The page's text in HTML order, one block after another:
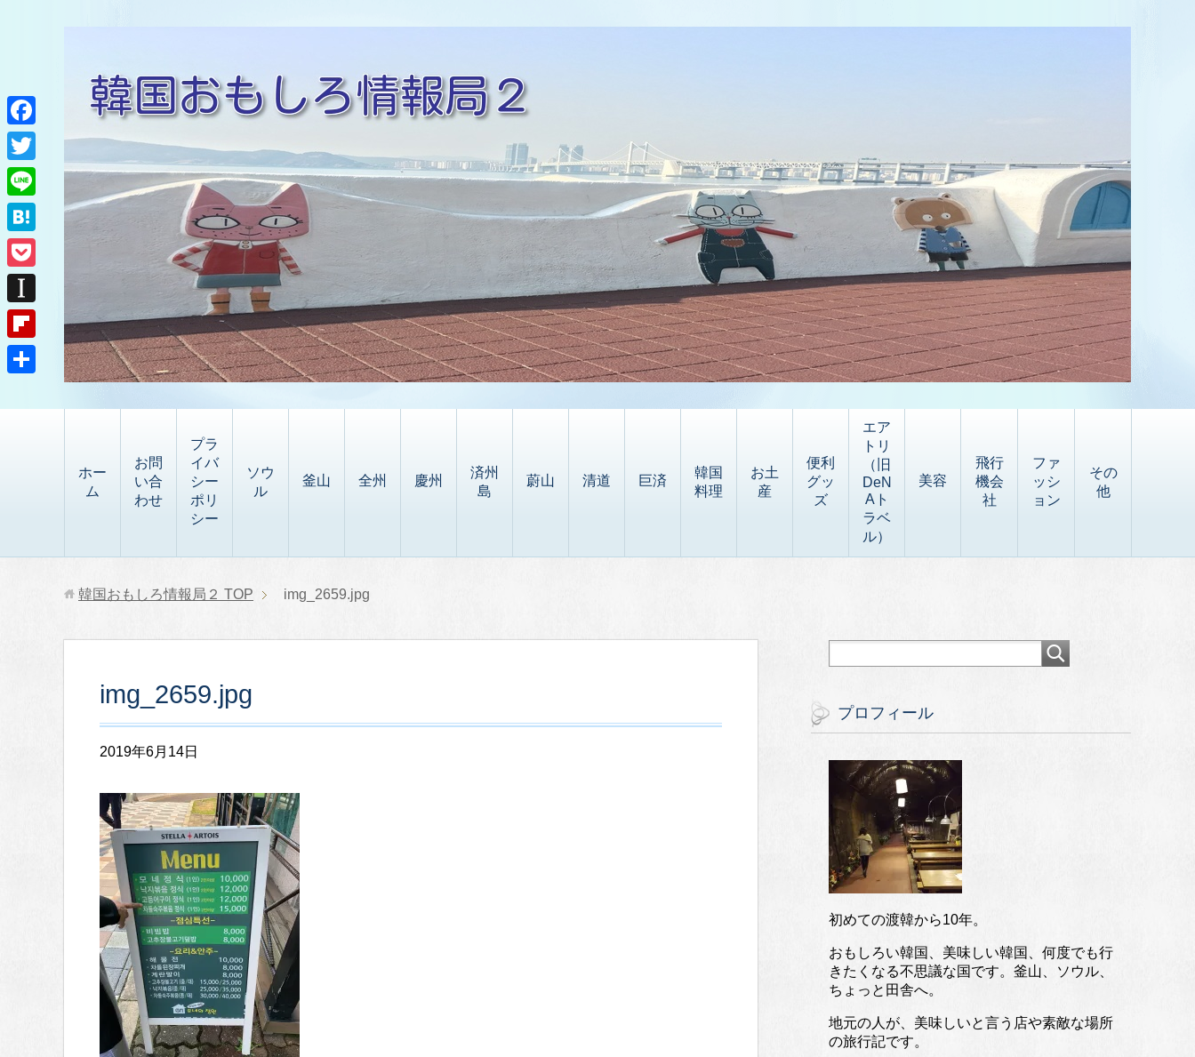
ホー
ム
お問
い合
わせ
プラ
イバ
シー
ポリ
シー
ソウ
ル
釜山 全州 慶州
済州
島
蔚山 清道 巨済
韓国
料理
お土
産
便利
グッ
ズ
エア
トリ
（旧
DeN
Aト
ラベ
ル）
美容
飛行
機会
社
ファ
ッシ
ョン
その
他
韓国おもしろ情報局２ TOP img_2659.jpg
img_2659.jpg
2019年6月14日
プロフィール
初めての渡韓から10年。
おもしろい韓国、美味しい韓国、何度でも行
きたくなる不思議な国です。釜山、ソウル、
ちょっと田舎へ。
地元の人が、美味しいと言う店や素敵な場所
の旅行記です。
F
a
c
e
b
o
o
k
T
w
i
e
r
L
i
n
H
a
t
e
n
P
o
c
k
I
n
s
F
i